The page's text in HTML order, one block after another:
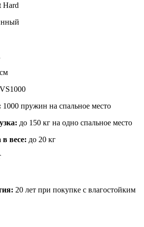
Hard
1000 пружин на спальное место
до 150 кг на одно спальное место
весе: до 20 кг
20 лет при покупке с влагостойким